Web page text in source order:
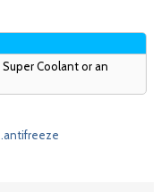
Coolant or an